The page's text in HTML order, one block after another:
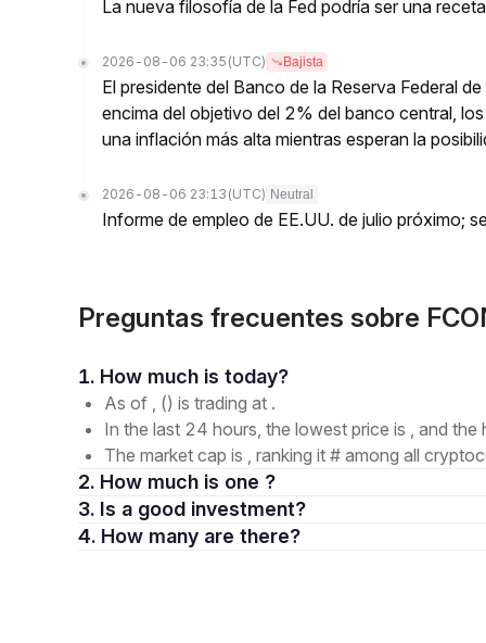
La nueva filosofía de la Fed podría ser una
2026-08-06 23:35 (UTC) Bajista
El presidente del Banco de la Reserva Federal
encima del objetivo del 2% del banco central,
una inflación más alta mientras esperan la
2026-08-06 23:13 (UTC) Neutral
Informe de empleo de EE.UU. de julio próximo;
Preguntas frecuentes sobre
1. How much is today?
As of , () is trading at .
In the last 24 hours, the lowest price is , and
The market cap is , ranking it # among all
2. How much is one ?
3. Is a good investment?
4. How many are there?